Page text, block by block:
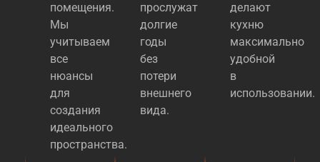
помещения.
Мы
учитываем
все
нюансы
для
создания
идеального
пространства.
прослужат
долгие
годы
без
потери
внешнего
вида.
делают
кухню
максимально
удобной
в
использовании.